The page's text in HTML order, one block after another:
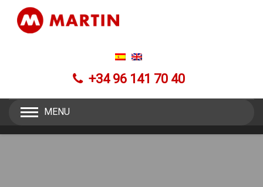
+34 96 141 70 40
MENU